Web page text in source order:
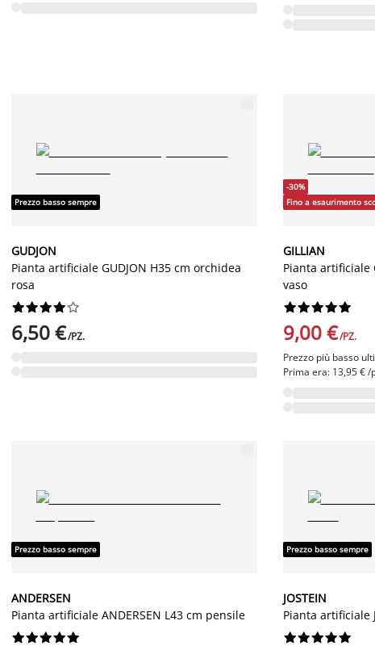
Prezzo basso sempre
GUDJON
Pianta artificiale GUDJON H35 cm orchidea
rosa






6,50 €/PZ.
-30%
Fino a esaurimento
GILLIAN
Pianta artificiale
vaso






9,00 €/PZ.
Prezzo più basso
Prima era: 13,95 € /
Prezzo basso sempre
ANDERSEN
Pianta artificiale ANDERSEN L43 cm pensile






Prezzo basso sempre
JOSTEIN
Pianta artificiale





